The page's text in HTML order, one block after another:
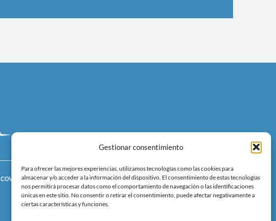
Gestionar consentimiento
Para ofrecer las mejores experiencias, utilizamos tecnologías como las cookies para
almacenar y/o acceder a la información del dispositivo. El consentimiento de estas tecnologías
nos permitirá procesar datos como el comportamiento de navegación o las identificaciones
únicas en este sitio. No consentir o retirar el consentimiento, puede afectar negativamente a
ciertas características y funciones.
coworkingpirineos@gmail.com